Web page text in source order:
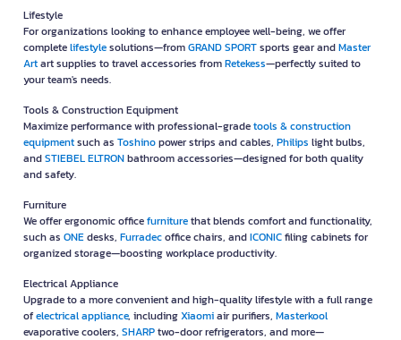
Lifestyle
For organizations looking to enhance employee well-being, we offer
completelifestylesolutions—fromGRAND SPORTsports gear andMaster
Artart supplies to travel accessories fromRetekess—perfectly suited to
your team's needs.
Tools & Construction Equipment
Maximize performance with professional-gradetools & construction
equipmentsuch as Toshinopower strips and cables, Philips light bulbs,
andSTIEBEL ELTRONbathroom accessories—designed for both quality
and safety.
Furniture
We offer ergonomic officefurniturethat blends comfort and functionality,
such as ONEdesks, Furradecoffice chairs, andICONICfiling cabinets for
organized storage—boosting workplace productivity.
Electrical Appliance
Upgrade to a more convenient and high-quality lifestyle with a full range
ofelectrical appliance, includingXiaomiair purifiers, Masterkool
evaporative coolers, SHARPtwo-door refrigerators, and more—